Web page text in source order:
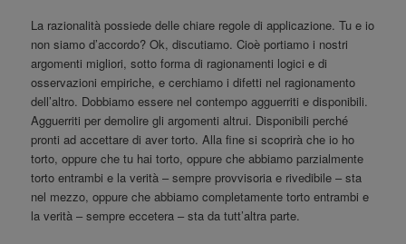
La razionalità possiede delle chiare regole di applicazione. Tu e io
non siamo d’accordo? Ok, discutiamo. Cioè portiamo i nostri
argomenti migliori, sotto forma di ragionamenti logici e di
osservazioni empiriche, e cerchiamo i difetti nel ragionamento
dell’altro. Dobbiamo essere nel contempo agguerriti e disponibili.
Agguerriti per demolire gli argomenti altrui. Disponibili perché
pronti ad accettare di aver torto. Alla fine si scoprirà che io ho
torto, oppure che tu hai torto, oppure che abbiamo parzialmente
torto entrambi e la verità – sempre provvisoria e rivedibile – sta
nel mezzo, oppure che abbiamo completamente torto entrambi e
la verità – sempre eccetera – sta da tutt’altra parte.